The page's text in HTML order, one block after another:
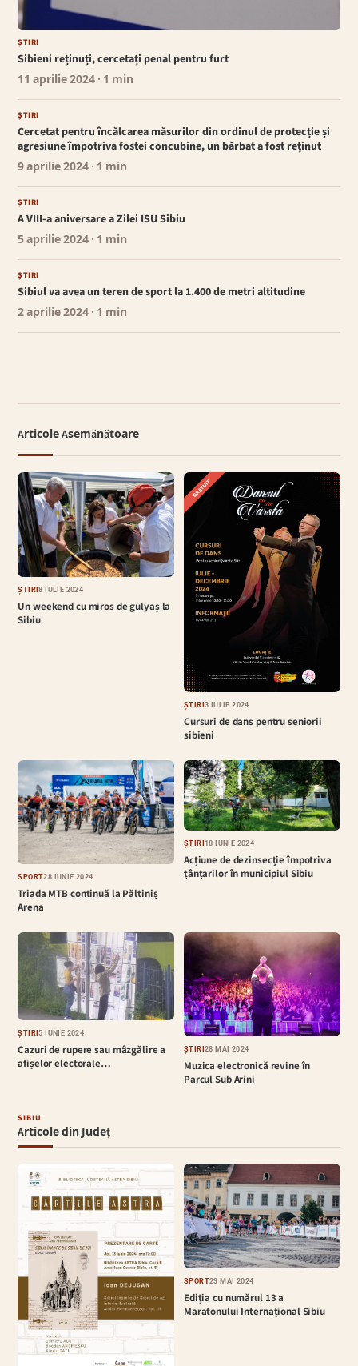
ȘTIRI
Sibieni reținuți, cercetați penal pentru furt
11 aprilie 2024 · 1 min
ȘTIRI
Cercetat pentru încălcarea măsurilor din ordinul de protecție și
agresiune împotriva fostei concubine, un bărbat a fost reținut
9 aprilie 2024 · 1 min
ȘTIRI
A VIII-a aniversare a Zilei ISU Sibiu
5 aprilie 2024 · 1 min
ȘTIRI
Sibiul va avea un teren de sport la 1.400 de metri altitudine
2 aprilie 2024 · 1 min
Articole Asemănătoare
ȘTIRI8 IULIE 2024
Un weekend cu miros de gulyaș la
Sibiu
ȘTIRI3 IULIE 2024
Cursuri de dans pentru seniorii
sibieni
SPORT28 IUNIE 2024
Triada MTB continuă la Păltiniș
Arena
ȘTIRI18 IUNIE 2024
Acțiune de dezinsecție împotriva
țânțarilor în municipiul Sibiu
ȘTIRI5 IUNIE 2024
Cazuri de rupere sau mâzgălire a
afișelor electorale…
ȘTIRI28 MAI 2024
Muzica electronică revine în
Parcul Sub Arini
SIBIU
Articole din Județ
SPORT23 MAI 2024
Ediția cu numărul 13 a
Maratonului Internațional Sibiu